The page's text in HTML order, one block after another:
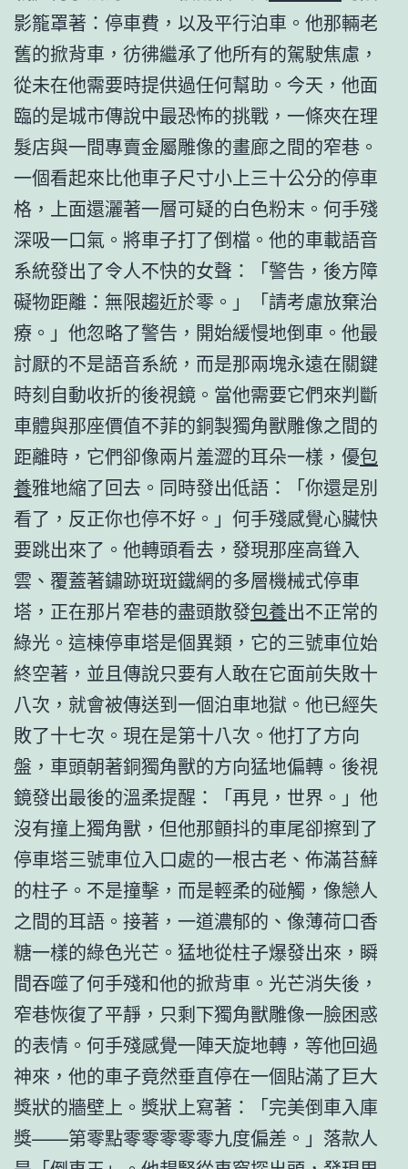
影籠罩著：停車費，以及平行泊車。他那輛老
舊的掀背車，彷彿繼承了他所有的駕駛焦慮，
從未在他需要時提供過任何幫助。今天，他面
臨的是城市傳說中最恐怖的挑戰，一條夾在理
髮店與一間專賣金屬雕像的畫廊之間的窄巷。
一個看起來比他車子尺寸小上三十公分的停車
格，上面還灑著一層可疑的白色粉末。何手殘
深吸一口氣。將車子打了倒檔。他的車載語音
系統發出了令人不快的女聲：「警告，後方障
礙物距離：無限趨近於零。」「請考慮放棄治
療。」他忽略了警告，開始緩慢地倒車。他最
討厭的不是語音系統，而是那兩塊永遠在關鍵
時刻自動收折的後視鏡。當他需要它們來判斷
車體與那座價值不菲的銅製獨角獸雕像之間的
距離時，它們卻像兩片羞澀的耳朵一樣，優包
養雅地縮了回去。同時發出低語：「你還是別
看了，反正你也停不好。」何手殘感覺心臟快
要跳出來了。他轉頭看去，發現那座高聳入
雲、覆蓋著鏽跡斑斑鐵網的多層機械式停車
塔，正在那片窄巷的盡頭散發包養出不正常的
綠光。這棟停車塔是個異類，它的三號車位始
終空著，並且傳說只要有人敢在它面前失敗十
八次，就會被傳送到一個泊車地獄。他已經失
敗了十七次。現在是第十八次。他打了方向
盤，車頭朝著銅獨角獸的方向猛地偏轉。後視
鏡發出最後的溫柔提醒：「再見，世界。」他
沒有撞上獨角獸，但他那顫抖的車尾卻擦到了
停車塔三號車位入口處的一根古老、佈滿苔蘚
的柱子。不是撞擊，而是輕柔的碰觸，像戀人
之間的耳語。接著，一道濃郁的、像薄荷口香
糖一樣的綠色光芒。猛地從柱子爆發出來，瞬
間吞噬了何手殘和他的掀背車。光芒消失後，
窄巷恢復了平靜，只剩下獨角獸雕像一臉困惑
的表情。何手殘感覺一陣天旋地轉，等他回過
神來，他的車子竟然垂直停在一個貼滿了巨大
獎狀的牆壁上。獎狀上寫著：「完美倒車入庫
獎——第零點零零零零零九度偏差。」落款人